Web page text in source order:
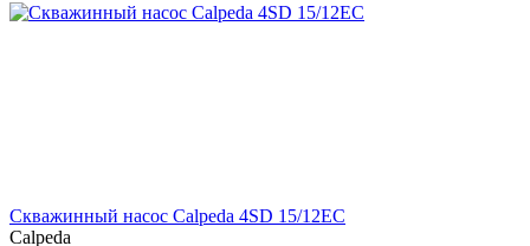
Скважинный насос Calpeda 4SD 15/12EC
Calpeda